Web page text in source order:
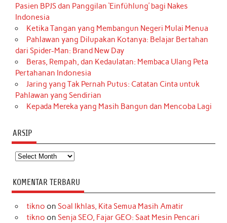
Pasien BPJS dan Panggilan ‘Einfühlung’ bagi Nakes
Indonesia
Ketika Tangan yang Membangun Negeri Mulai Menua
Pahlawan yang Dilupakan Kotanya: Belajar Bertahan
dari Spider-Man: Brand New Day
Beras, Rempah, dan Kedaulatan: Membaca Ulang Peta
Pertahanan Indonesia
Jaring yang Tak Pernah Putus: Catatan Cinta untuk
Pahlawan yang Sendirian
Kepada Mereka yang Masih Bangun dan Mencoba Lagi
ARSIP
Arsip
KOMENTAR TERBARU
tikno on Soal Ikhlas, Kita Semua Masih Amatir
tikno on Senja SEO, Fajar GEO: Saat Mesin Pencari